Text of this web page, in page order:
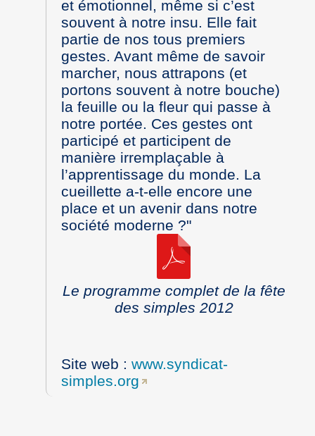
et émotionnel, même si c’est
souvent à notre insu. Elle fait
partie de nos tous premiers
gestes. Avant même de savoir
marcher, nous attrapons (et
portons souvent à notre bouche)
la feuille ou la fleur qui passe à
notre portée. Ces gestes ont
participé et participent de
manière irremplaçable à
l’apprentissage du monde. La
cueillette a-t-elle encore une
place et un avenir dans notre
société moderne ?"
Le programme complet de la fête
des simples 2012
Site web : www.syndicat-
simples.org